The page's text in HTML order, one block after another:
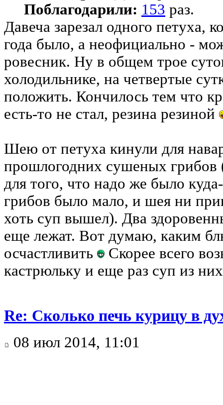
Поблагодарили: 153 раз.
Давеча зарезал одного петуха,
года было, а неофициально -
ровесник. Ну в общем трое
холодильнике, на четвертые
положить. Кончилось тем что
есть-то не стал, резина резиной
Шею от петуха кинули для
прошлогодних сушеных грибов
для того, что надо же было
грибов было мало, и шея ни
хоть суп вышел). Два
еще лежат. Вот думаю, каким
осчастливить
Скорее всего
кастрюльку и еще раз суп из
Re: Сколько печь курицу в
08 июл 2014, 11:01